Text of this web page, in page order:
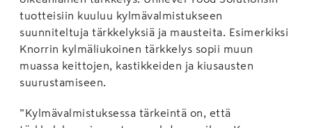
tuotteisiin kuuluu kylmävalmistukseen
suunniteltuja tärkkelyksiä ja mausteita. Esimerkiksi
Knorrin kylmäliukoinen tärkkelys sopii muun
muassa keittojen, kastikkeiden ja kiusausten
suurustamiseen.
”Kylmävalmistuksessa tärkeintä on, että